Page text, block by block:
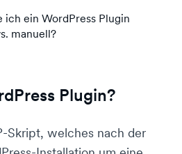
ich ein WordPress Plugin
manuell?
Plugin?
Skript, welches nach der